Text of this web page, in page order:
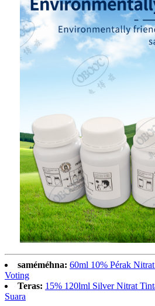
saméméhna: 60ml 10% Pérak
Voting
Teras: 15% 120lml Silver Nitrat
Suara